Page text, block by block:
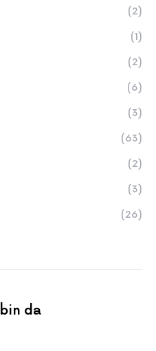
(2)
(1)
(2)
(6)
(3)
(63)
(2)
(3)
(26)
da